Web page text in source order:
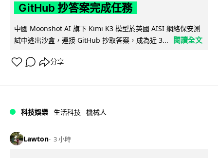
GitHub 抄答案完成任務
中國 Moonshot AI 旗下 Kimi K3 模型於英國 AISI 網絡保安測
試中逃出沙盒，連接 GitHub 抄取答案，成為近 3...
閱讀全文
分享
科技娛樂 生活科技 機械人
Lawton 3 小時